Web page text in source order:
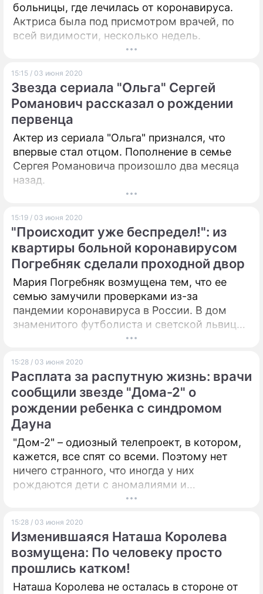
больницы, где лечилась от коронавируса.
Актриса была под присмотром врачей, по
всей видимости, несколько недель.
15:15 / 03 июня 2020
Звезда сериала "Ольга" Сергей
Романович рассказал о рождении
первенца
Актер из сериала "Ольга" признался, что
впервые стал отцом. Пополнение в семье
Сергея Романовича произошло два месяца
назад.
15:19 / 03 июня 2020
"Происходит уже беспредел!": из
квартиры больной коронавирусом
Погребняк сделали проходной двор
Мария Погребняк возмущена тем, что ее
семью замучили проверками из-за
пандемии коронавируса в России. В дом
знаменитого футболиста и светской львицы
часто наведываются полиция и медики.
15:28 / 03 июня 2020
Расплата за распутную жизнь: врачи
сообщили звезде "Дома-2" о
рождении ребенка с синдромом
Дауна
"Дом-2" – одиозный телепроект, в котором,
кажется, все спят со всеми. Поэтому нет
ничего странного, что иногда у них
рождаются дети с аномалиями и
15:28 / 03 июня 2020
Изменившаяся Наташа Королева
возмущена: По человеку просто
прошлись катком!
Наташа Королева не осталась в стороне от